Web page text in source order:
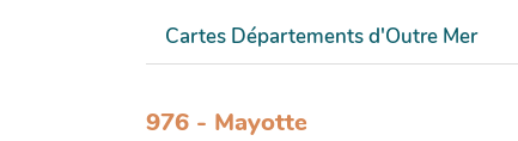
Cartes Départements d'Outre Mer
976 - Mayotte